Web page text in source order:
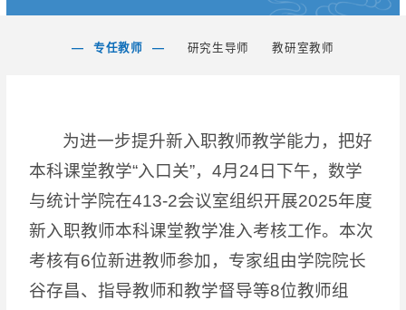
专任教师 研究生导师 教研室教师
为进一步提升新入职教师教学能力，把好
本科课堂教学“入口关”，4月24日下午，数学
与统计学院在413-2会议室组织开展2025年度
新入职教师本科课堂教学准入考核工作。本次
考核有6位新进教师参加，专家组由学院院长
谷存昌、指导教师和教学督导等8位教师组